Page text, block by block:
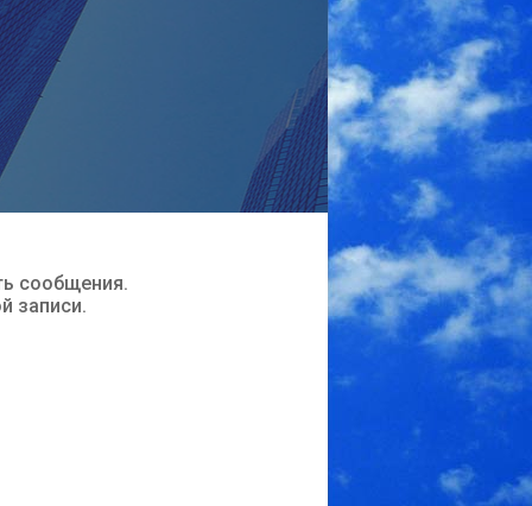
сообщения.
записи.